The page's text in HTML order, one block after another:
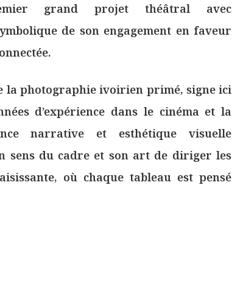
grand projet théâtral avec
de son engagement en faveur
la photographie ivoirien primé, signe ici
d’expérience dans le cinéma et la
narrative et esthétique visuelle
sens du cadre et son art de diriger les
où chaque tableau est pensé